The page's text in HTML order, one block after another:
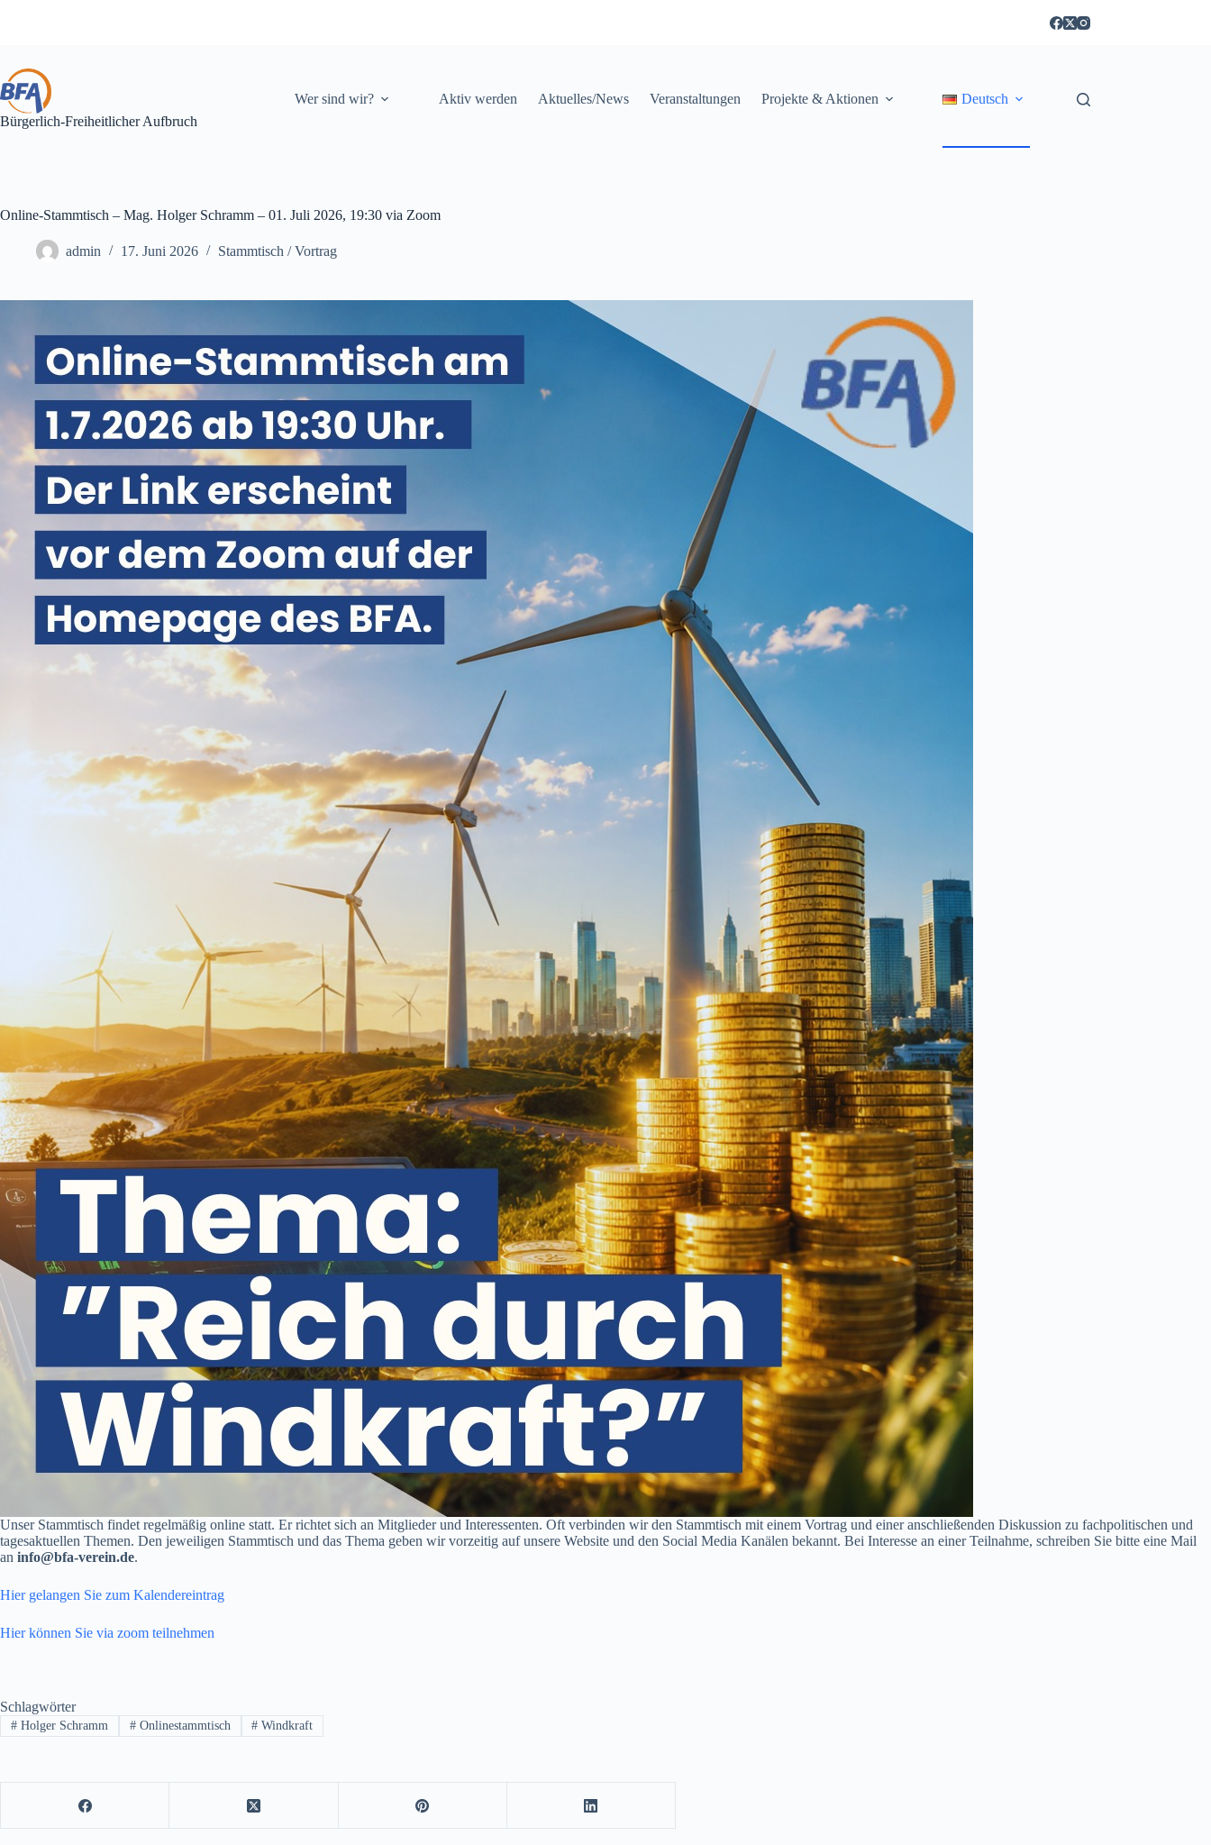
Bürgerlich-Freiheitlicher Aufbruch
Wer sind wir? Aktiv werden Aktuelles/News Veranstaltungen Projekte & Aktionen Deutsch
Online-Stammtisch – Mag. Holger Schramm – 01. Juli 2026, 19:30 via Zoom
admin 17. Juni 2026 Stammtisch / Vortrag
Unser Stammtisch findet regelmäßig online statt. Er richtet sich an Mitglieder und Interessenten. Oft verbinden wir den Stammtisch mit einem Vortrag und einer anschließenden Diskussion zu fachpolitischen und
tagesaktuellen Themen. Den jeweiligen Stammtisch und das Thema geben wir vorzeitig auf unsere Website und den Social Media Kanälen bekannt. Bei Interesse an einer Teilnahme, schreiben Sie bitte eine Mail
an info@bfa-verein.de.
Hier gelangen Sie zum Kalendereintrag
Hier können Sie via zoom teilnehmen
Schlagwörter
#Holger Schramm #Onlinestammtisch # Windkraft